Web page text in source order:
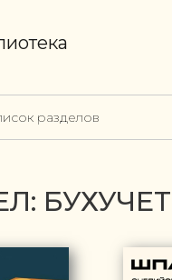
разделов